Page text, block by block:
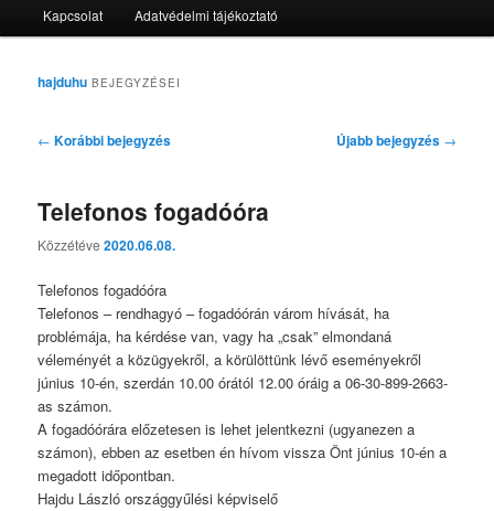
Kapcsolat Adatvédelmi tájékoztató
hajduhu BEJEGYZÉSEI
Bejegyzés
← Korábbi bejegyzés Újabb bejegyzés →
Telefonos fogadóóra
Közzétéve2020.06.08.
Telefonos fogadóóra
Telefonos – rendhagyó – fogadóórán várom hívását, ha
problémája, ha kérdése van, vagy ha „csak” elmondaná
véleményét a közügyekről, a körülöttünk lévő eseményekről
június 10-én, szerdán 10.00 órától 12.00 óráig a 06-30-899-2663-
as számon.
A fogadóórára előzetesen is lehet jelentkezni (ugyanezen a
számon), ebben az esetben én hívom vissza Önt június 10-én a
megadott időpontban.
Hajdu László országgyűlési képviselő